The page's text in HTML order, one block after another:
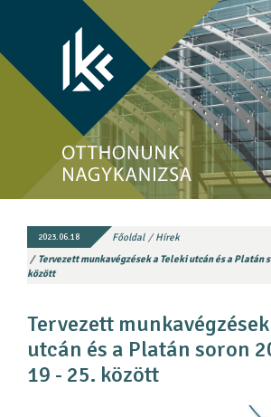
2023.06.18 Főoldal
Hírek
Tervezett munkavégzések a Teleki utcán és a Platán
között
Tervezett
utcán és a Platán soron
19 - 25. között